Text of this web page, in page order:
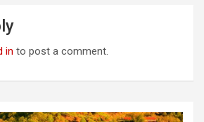
in to post a comment.